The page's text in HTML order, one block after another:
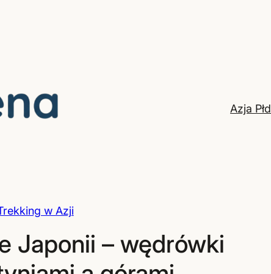
Azja
w Azji
Japonii – wędrówki